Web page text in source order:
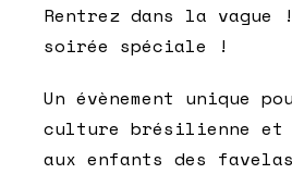
Rentrez dans la vague
soirée spéciale !
Un évènement unique
culture brésilienne et
aux enfants des